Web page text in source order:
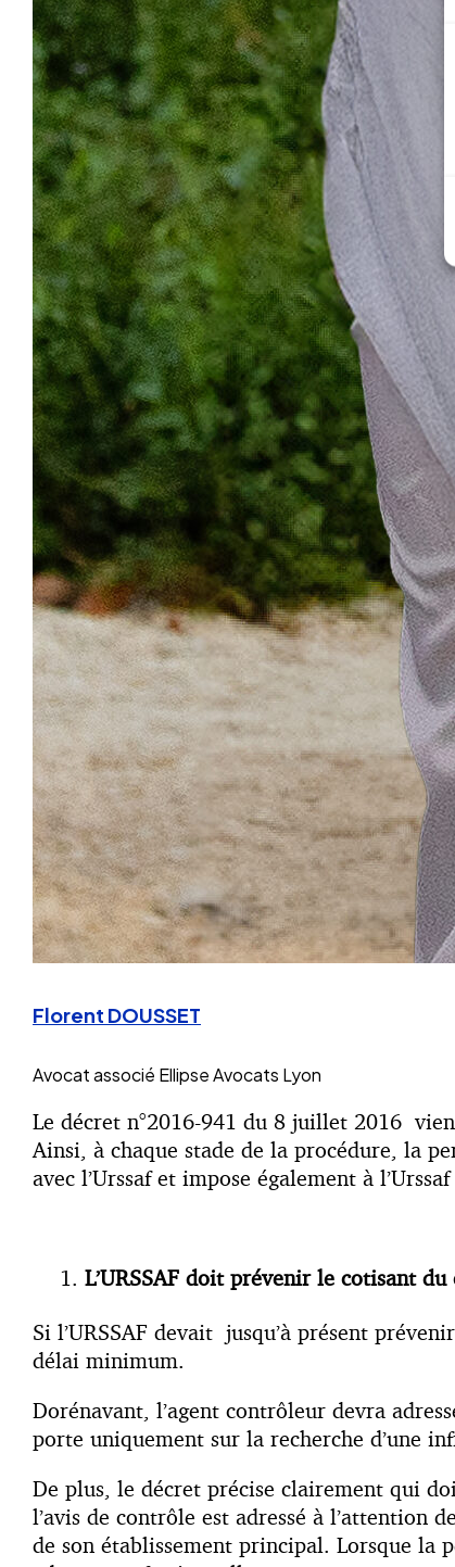
Florent DOUSSET
Avocat associé Ellipse Avocats Lyon
Le décret n°2016-941 du 8 juillet 2016
Ainsi, à chaque stade de la procédure, la
avec l’Urssaf et impose également à
L’URSSAF doit prévenir le cotisant
Si l’URSSAF devait jusqu’à présent
délai minimum.
Dorénavant, l’agent contrôleur devra
porte uniquement sur la recherche d’une
De plus, le décret précise clairement qui
l’avis de contrôle est adressé à l’attention
de son établissement principal. Lorsque la